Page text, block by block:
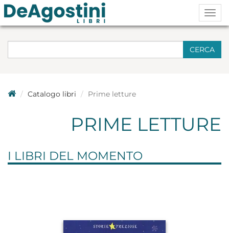
CERCA
Catalogo libri Prime letture
PRIME LETTURE
I LIBRI DEL MOMENTO